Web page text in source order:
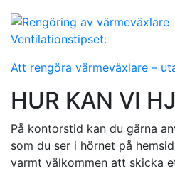
Ventilationstipset:
Att rengöra värmeväxlare –
HUR KAN VI
På kontorstid kan du gärna
som du ser i hörnet på
varmt välkommen att skicka